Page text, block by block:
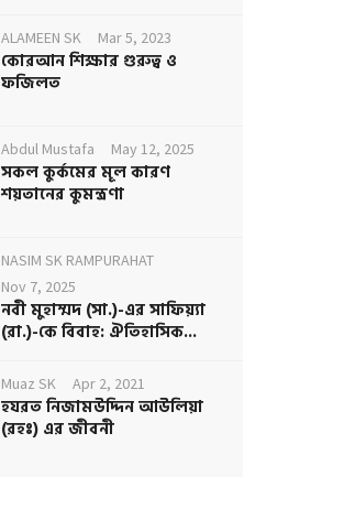
ALAMEEN SK Mar 5, 2023
কোরআন শিক্ষার গুরুত্ব ও
ফজিলত
Abdul Mustafa May 12, 2025
সকল কুর্কমের মূল কারণ
শয়তানের কুমন্ত্রণা
NASIM SK RAMPURAHAT
Nov 7, 2025
নবী মুহাম্মদ (সা.)-এর সাফিয়্যা
(রা.)-কে বিবাহ: ঐতিহাসিক...
Muaz SK Apr 2, 2021
হযরত নিজামউদ্দিন আউলিয়া
(রহঃ) এর জীবনী